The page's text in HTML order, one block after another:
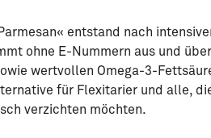
entstand nach
ohne E-Nummern aus und
wertvollen Omega-3-
für Flexitarier und alle,
verzichten möchten.